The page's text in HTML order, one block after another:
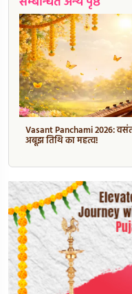
Vasant Panchami 2026:
अबूझ तिथि का महत्व!